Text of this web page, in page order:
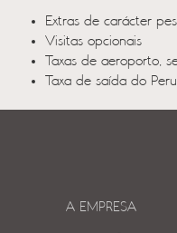
Extras de carácter
Visitas opcionais
Taxas de aeroporto,
Taxa de saída do
A EMPRESA